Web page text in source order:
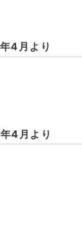
4月より
4月より